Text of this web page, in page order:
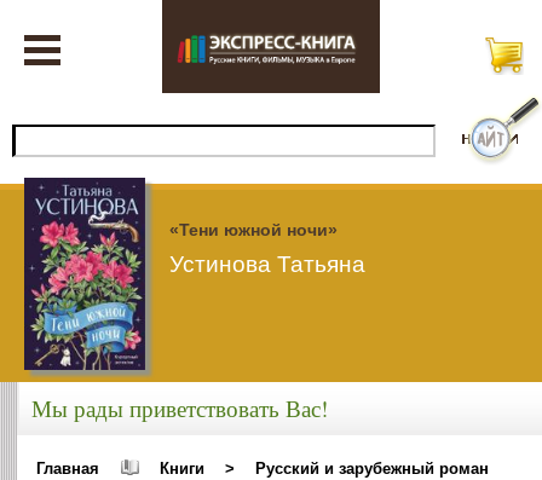
«Тени южной ночи»
Устинова Татьяна
Мы рады приветствовать Вас!
Главная Книги > Русский и зарубежный роман